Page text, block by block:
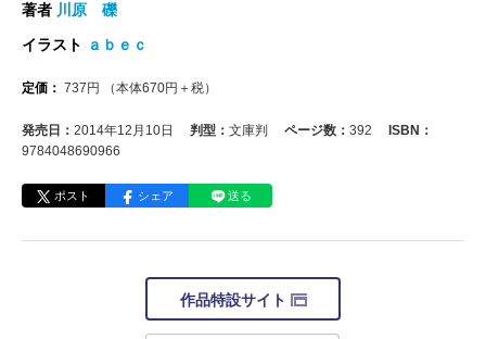
著者 川原 礫
イラスト
ａｂｅｃ
定価： 737 円 （本体670円＋税）
発売日： 2014年12月10日 判型： 文庫判 ページ数： 392
ISBN：
9784048690966
ポスト シェア 送る
作品特設サイト